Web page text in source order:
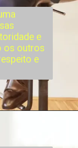
e
os outros
e